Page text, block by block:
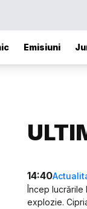
Emisiuni
14:40
Încep lucrările
explozie.